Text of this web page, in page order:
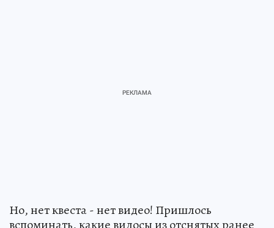
Но, нет квеста - нет видео! Пришлось
вспоминать, какие видосы из отснятых ранее